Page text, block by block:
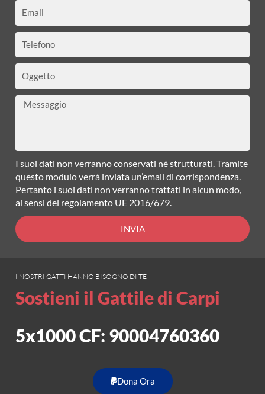
Messaggio
I suoi dati non verranno conservati né strutturati. Tramite
questo modulo verrà inviata un’email di corrispondenza.
Pertanto i suoi dati non verranno trattati in alcun modo,
ai sensi del regolamento UE 2016/679.
INVIA
I NOSTRI GATTI HANNO BISOGNO DI TE
Sostieni il Gattile di Carpi
5x1000 CF: 90004760360
Dona Ora